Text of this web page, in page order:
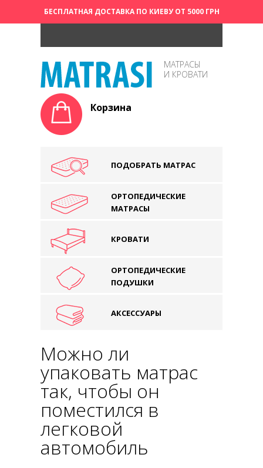
БЕСПЛАТНАЯ ДОСТАВКА ПО КИЕВУ ОТ 5000 ГРН
МАТРАСЫ
И КРОВАТИ
Корзина
ПОДОБРАТЬ МАТРАС
ОРТОПЕДИЧЕСКИЕ
МАТРАСЫ
КРОВАТИ
ОРТОПЕДИЧЕСКИЕ
ПОДУШКИ
АКСЕССУАРЫ
Можно ли
упаковать матрас
так, чтобы он
поместился в
легковой
автомобиль